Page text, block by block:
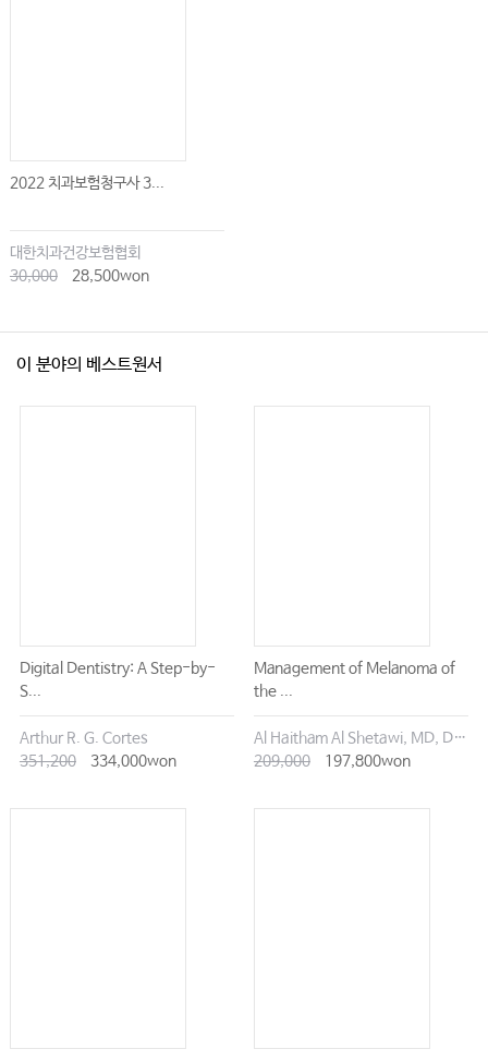
2022 치과보험청구사 3...
대한치과건강보험협회
30,000
28,500won
이 분야의 베스트원서
Digital Dentistry: A Step-by-
S...
Arthur R. G. Cortes
351,200
334,000won
Management of Melanoma of
the ...
Al Haitham Al Shetawi, MD, DMD
209,000
197,800won